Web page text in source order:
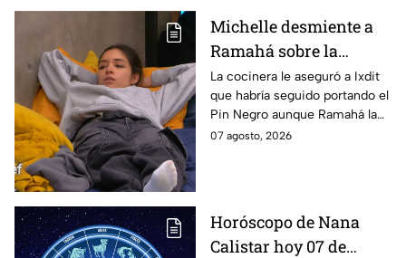
Michelle desmiente a
Ramahá sobre la
designación del Pin
Negro a un integrante
de las "Divas" en
MasterChef 24/7
La cocinera le aseguró a Ixdit
que habría seguido portando el
Pin Negro aunque Ramahá la
hubiera subido al balcón
07 agosto, 2026
Horóscopo de Nana
Calistar hoy 07 de